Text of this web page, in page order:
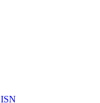
ISN